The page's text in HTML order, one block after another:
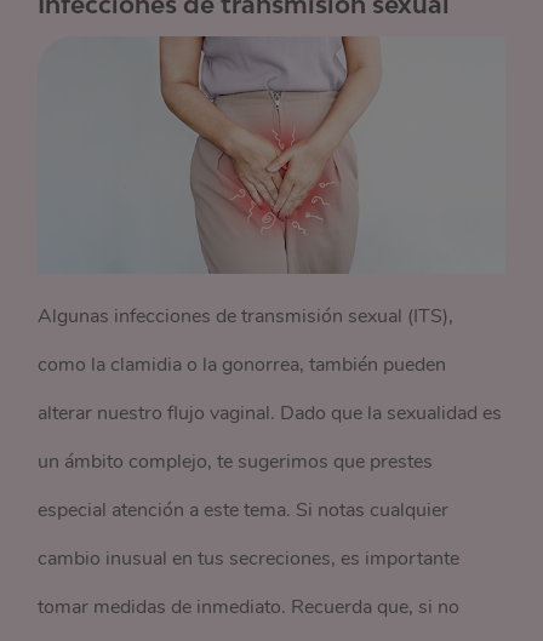
Algunas infecciones de transmisión sexual (ITS),
como la clamidia o la gonorrea, también pueden
alterar nuestro flujo vaginal. Dado que la sexualidad es
un ámbito complejo, te sugerimos que prestes
especial atención a este tema. Si notas cualquier
cambio inusual en tus secreciones, es importante
tomar medidas de inmediato. Recuerda que, si no